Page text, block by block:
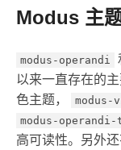
Modus 主
modus-operandi
以来一直存在的
色主题，
modus-
modus-
高可读性。另外